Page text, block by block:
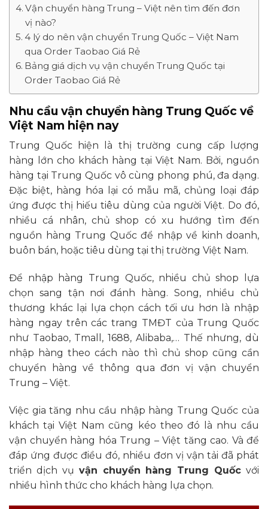
Vận chuyển hàng Trung – Việt nên tìm đến đơn
vị nào?
4 lý do nên vận chuyển Trung Quốc – Việt Nam
qua Order Taobao Giá Rẻ
Bảng giá dịch vụ vận chuyển Trung Quốc tại
Order Taobao Giá Rẻ
Nhu cầu vận chuyển hàng Trung Quốc về
Việt Nam hiện nay
Trung Quốc hiện là thị trường cung cấp lượng
hàng lớn cho khách hàng tại Việt Nam. Bởi, nguồn
hàng tại Trung Quốc vô cùng phong phú, đa dạng.
Đặc biệt, hàng hóa lại có mẫu mã, chủng loại đáp
ứng được thị hiếu tiêu dùng của người Việt. Do đó,
nhiều cá nhân, chủ shop có xu hướng tìm đến
nguồn hàng Trung Quốc để nhập về kinh doanh,
buôn bán, hoặc tiêu dùng tại thị trường Việt Nam.
Để nhập hàng Trung Quốc, nhiều chủ shop lựa
chọn sang tận nơi đánh hàng. Song, nhiều chủ
thương khác lại lựa chọn cách tối ưu hơn là nhập
hàng ngay trên các trang TMĐT của Trung Quốc
như Taobao, Tmall, 1688, Alibaba,… Thế nhưng, dù
nhập hàng theo cách nào thì chủ shop cũng cần
chuyển hàng về thông qua đơn vị vận chuyển
Trung – Việt.
Việc gia tăng nhu cầu nhập hàng Trung Quốc của
khách tại Việt Nam cũng kéo theo đó là nhu cầu
vận chuyển hàng hóa Trung – Việt tăng cao. Và để
đáp ứng được điều đó, nhiều đơn vị vận tải đã phát
triển dịch vụ vận chuyển hàng Trung Quốc với
nhiều hình thức cho khách hàng lựa chọn.